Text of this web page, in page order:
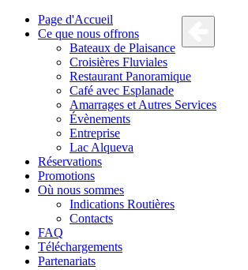
Page d'Accueil
Ce que nous offrons
Bateaux de Plaisance
Croisières Fluviales
Restaurant Panoramique
Café avec Esplanade
Amarrages et Autres Services
Évènements
Entreprise
Lac Alqueva
Réservations
Promotions
Où nous sommes
Indications Routières
Contacts
FAQ
Téléchargements
Partenariats